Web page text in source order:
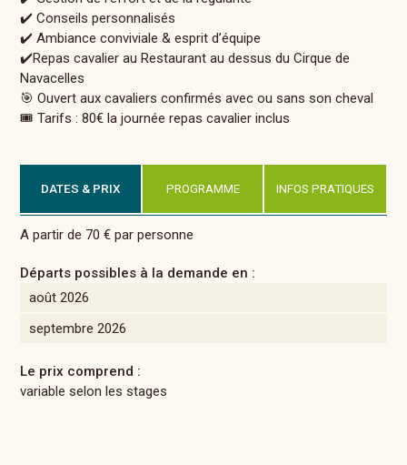
✔️ Conseils personnalisés
✔️ Ambiance conviviale & esprit d’équipe
✔️Repas cavalier au Restaurant au dessus du Cirque de
Navacelles
🎯 Ouvert aux cavaliers confirmés avec ou sans son cheval
🎟️ Tarifs : 80€ la journée repas cavalier inclus
DATES & PRIX PROGRAMME INFOS PRATIQUES
A partir de 70 € par personne
Départs possibles à la demande en :
août 2026
septembre 2026
Le prix comprend :
variable selon les stages